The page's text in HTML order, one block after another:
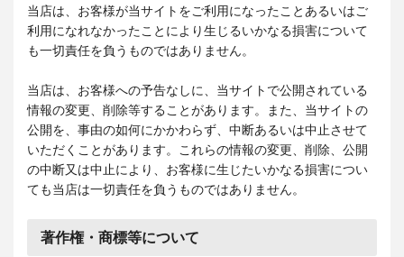
当店は、お客様が当サイトをご利用になったことあるいはご
利用になれなかったことにより生じるいかなる損害について
も一切責任を負うものではありません。
当店は、お客様への予告なしに、当サイトで公開されている
情報の変更、削除等することがあります。また、当サイトの
公開を、事由の如何にかかわらず、中断あるいは中止させて
いただくことがあります。これらの情報の変更、削除、公開
の中断又は中止により、お客様に生じたいかなる損害につい
ても当店は一切責任を負うものではありません。
著作権・商標等について